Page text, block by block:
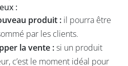
:
produit : il pourra être
par les clients.
la vente :si un produit
c’est le moment idéal pour